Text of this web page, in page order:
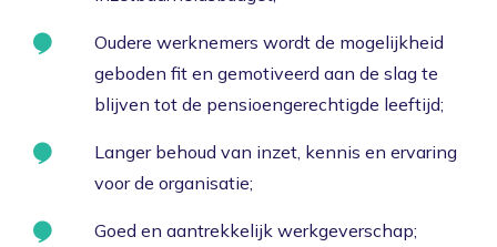
Over ons
Oudere werknemers wordt de mogelijkheid
geboden fit en gemotiveerd aan de slag te
blijven tot de pensioengerechtigde leeftijd;
Langer behoud van inzet, kennis en ervaring
voor de organisatie;
Goed en aantrekkelijk werkgeverschap;